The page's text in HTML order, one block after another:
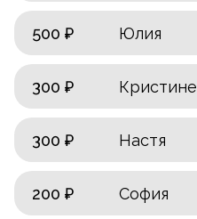
500 ₽ Юлия
300 ₽ Кристине
300 ₽ Настя
200 ₽ София